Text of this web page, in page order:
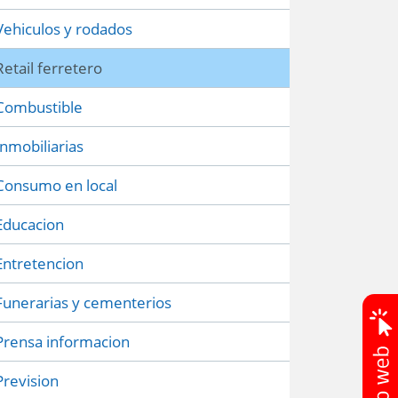
y rodados
ferretero
en local
y cementerios
informacion